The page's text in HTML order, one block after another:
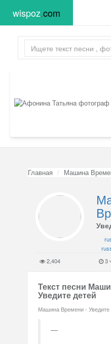
wispoz.com
Главная Машина
2,404
3
Текст песни
Уведите детей
Машина Времени - Уведите